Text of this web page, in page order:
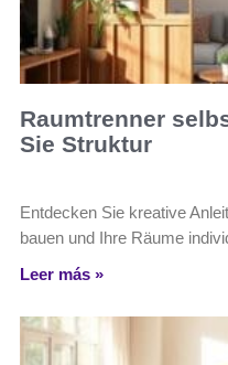
Raumtrenner
Sie Struktur
Entdecken Sie kreative
bauen und Ihre Räume
Leer más »